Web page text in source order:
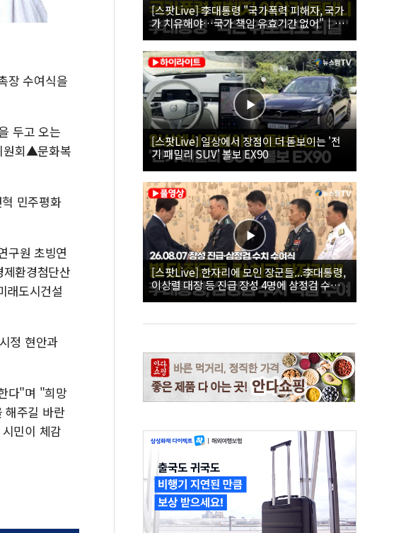
장 수여식을
두고 오는
원회▲문화복
민주평화
구원 초빙연
환경첨단산
래도시건설
정 현안과
다"며 "희망
해주길 바란
민이 체감
[스팟Live] 李대통령 "국가폭력 피해자, 국가
가 치유해야…국가 책임 유효기간 없어"｜
26.08.07 국가폭력 피해자 위로 오찬
[스팟Live] 일상에서 장점이 더 돋보이는 '전
기 패밀리 SUV' 볼보 EX90
[스팟Live] 한자리에 모인 장군들...李대통령,
이상렬 대장 등 진급 장성 4명에 삼정검 수치
직접 수여｜26.08.07 장성 진급·삼정검 수치